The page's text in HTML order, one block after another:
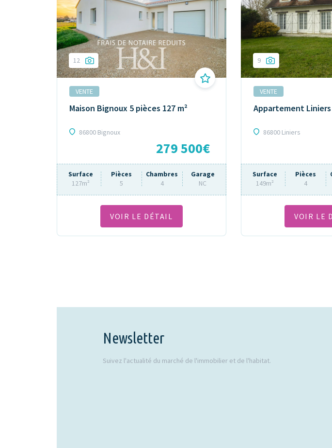
12
VENTE
Maison Bignoux 5 pièces 127 m²
86800 Bignoux
279 500€
Surface
127m²
Pièces
5
Chambres
4
Garage
NC
VOIR LE DÉTAIL
9
VENTE
Appartement Liniers
86800 Liniers
Surface
149m²
Pièces
4
VOIR LE
Newsletter
Suivez l'actualité du marché de l'immobilier et de l'habitat.